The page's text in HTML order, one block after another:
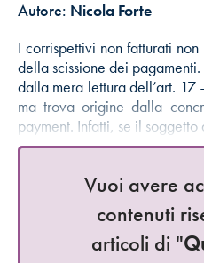
Autore: Nicola Forte
I corrispettivi non fatturati
della scissione dei
dalla mera lettura dell’art.
ma trova origine dalla
payment. Infatti, se il
Vuoi avere
contenuti
articoli di "